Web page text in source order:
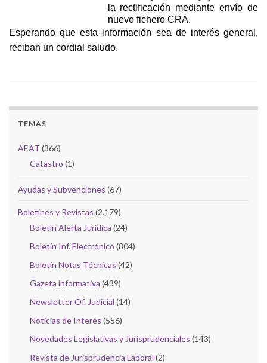
la rectificación mediante envío de
nuevo fichero CRA.
Esperando que esta información sea de interés general,
reciban un cordial saludo.
TEMAS
AEAT (366)
Catastro (1)
Ayudas y Subvenciones (67)
Boletines y Revistas (2.179)
Boletín Alerta Jurídica (24)
Boletín Inf. Electrónico (804)
Boletín Notas Técnicas (42)
Gazeta informativa (439)
Newsletter Of. Judicial (14)
Noticias de Interés (556)
Novedades Legislativas y Jurisprudenciales (143)
Revista de Jurisprudencia Laboral (2)